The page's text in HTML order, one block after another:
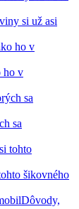
si už asi
ho v
sa
šikovného
Dôvody,